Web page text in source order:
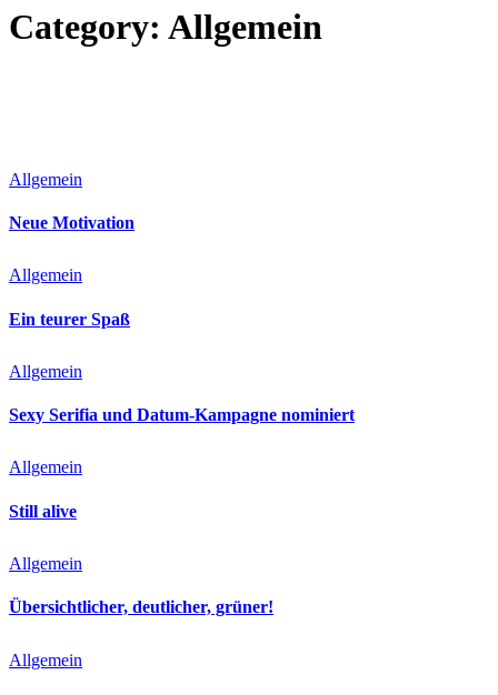
Category: Allgemein
Allgemein
Neue Motivation
Allgemein
Ein teurer Spaß
Allgemein
Sexy Serifia und Datum-Kampagne nominiert
Allgemein
Still alive
Allgemein
Übersichtlicher, deutlicher, grüner!
Allgemein